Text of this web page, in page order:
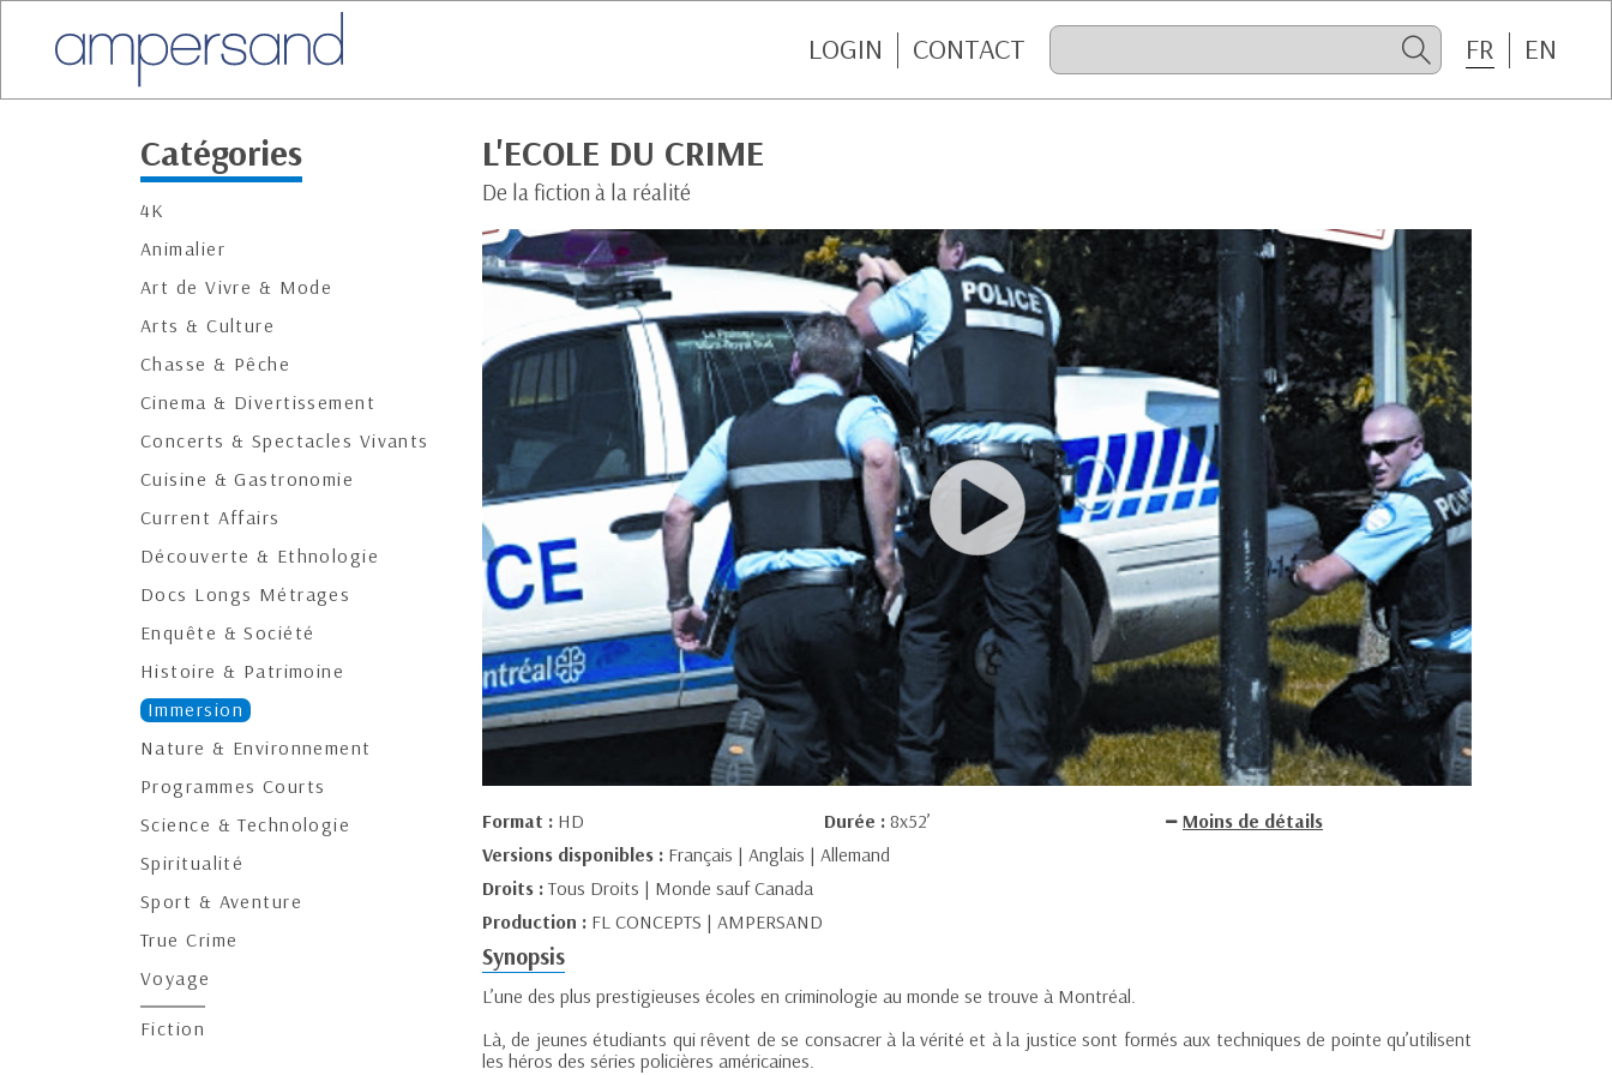
LOGIN CONTACT FR EN
Catégories
4K
Animalier
Art de Vivre & Mode
Arts & Culture
Chasse & Pêche
Cinema & Divertissement
Concerts & Spectacles Vivants
Cuisine & Gastronomie
Current Affairs
Découverte & Ethnologie
Docs Longs Métrages
Enquête & Société
Histoire & Patrimoine
Immersion
Nature & Environnement
Programmes Courts
Science & Technologie
Spiritualité
Sport & Aventure
True Crime
Voyage
Fiction
L'ECOLE DU CRIME
De la fiction à la réalité
Format : HD Durée : 8x52’
Moins de détails
Versions disponibles : Français | Anglais | Allemand
Droits :Tous Droits | Monde sauf Canada
Production : FL CONCEPTS | AMPERSAND
Synopsis
L’une des plus prestigieuses écoles en criminologie au monde se trouve à Montréal.
Là, de jeunes étudiants qui rêvent de se consacrer à la vérité et à la justice sont formés aux techniques de pointe qu’utilisent
les héros des séries policières américaines.